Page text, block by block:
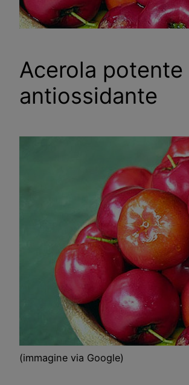
Acerola potente
antiossidante
(immagine via Google)